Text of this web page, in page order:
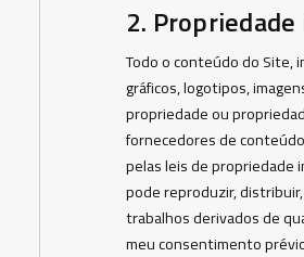
2.
Todo o conteúdo do Site,
gráficos, logotipos,
propriedade ou
fornecedores de
pelas leis de propriedade
pode reproduzir,
trabalhos derivados de
meu consentimento